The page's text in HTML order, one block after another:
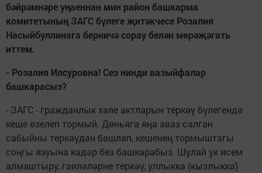
бәйрәмнәре уңаеннан мин район башкарма
комитетының ЗАГС бүлеге җитәкчесе Розалия
Насыйбуллинага берничә сорау белән мөрәҗәгать
иттем.
- Розалия Илсуровна! Сез нинди вазыйфалар
башкарасыз?
- ЗАГС - гражданлык хәле актларын теркәү бүлегендә
кеше өзелеп тормый. Дөньяга яңа аваз салган
сабыйны теркәүдән башлап, кешенең тормыштагы
соңгы язуына кадәр без башкарабыз. Шулай ук исем
алмаштыру, гаиләләрне теркәү, уллыкка (кызлыкка)